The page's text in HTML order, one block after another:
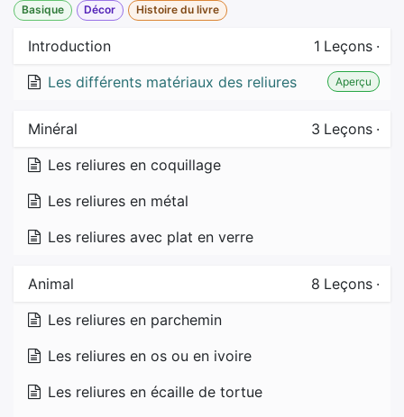
Basique Décor Histoire du livre
Introduction 1 Leçons ·
Les différents matériaux des reliures
Aperçu
Minéral 3 Leçons ·
Les reliures en coquillage
Les reliures en métal
Les reliures avec plat en verre
Animal 8 Leçons ·
Les reliures en parchemin
Les reliures en os ou en ivoire
Les reliures en écaille de tortue